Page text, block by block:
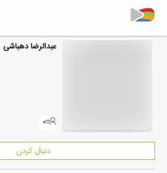
عبدالرضا دهباشی
۰
دنبال کردن